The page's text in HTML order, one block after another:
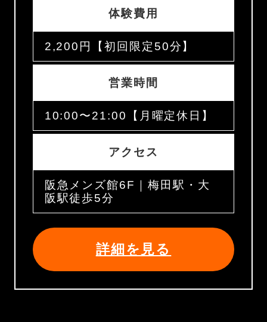
体験費用
2,200円【初回限定50分】
営業時間
10:00〜21:00【月曜定休日】
アクセス
阪急メンズ館6F｜梅田駅・大
阪駅徒歩5分
詳細を見る